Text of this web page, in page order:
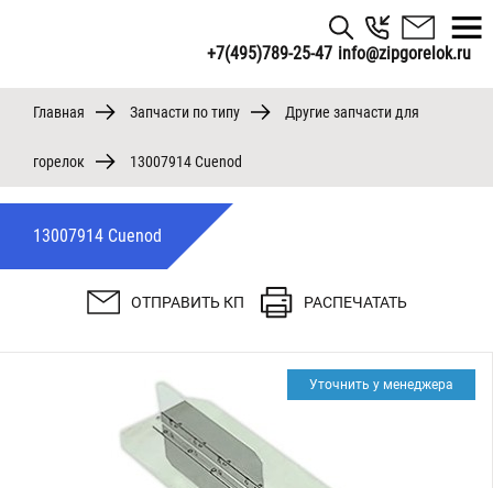
+7(495)789-25-47 info@zipgorelok.ru
Главная Запчасти по типу Другие запчасти для
горелок 13007914 Cuenod
13007914 Cuenod
ОТПРАВИТЬ КП РАСПЕЧАТАТЬ
Уточнить у менеджера